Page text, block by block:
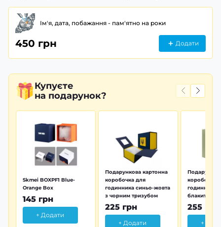
Ім'я, дата, побажання - пам'ятно на роки
450 грн Додати
Купуєте
на подарунок?
Skmei BOXPF1 Blue-
Orange Box
145 грн
+ Додати
Подарункова картонна
коробочка для
годинника синьо-жовта
з чорним тризубом
225 грн
+ Додати
коробочка
годинника
блакитна
255 грн
+